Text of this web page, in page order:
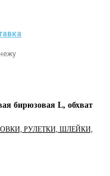
бирюзовая L, обхват
РУЛЕТКИ, ШЛЕЙКИ,